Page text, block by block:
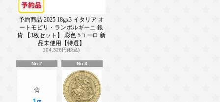
予約商品 2025 18gx3 イタリア オ
ートモビリ・ランボルギーニ 銀
貨 【3枚セット】 彩色 5ユーロ 新
品未使用【特選】
104,328円(税込)
No.2 No.3